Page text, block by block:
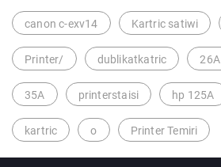
canon c-exv14 Kartric satiwi
Printer/ dublikatkatric 26A
35A printerstaisi hp 125A
kartric o Printer Temiri